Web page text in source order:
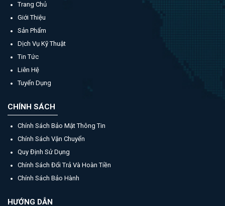
Trang Chủ
Giới Thiệu
Sản Phẩm
Dịch Vụ Kỹ Thuật
Tin Tức
Liên Hệ
Tuyển Dụng
CHÍNH SÁCH
Chính Sách Bảo Mật Thông Tin
Chính Sách Vận Chuyển
Quy Định Sử Dụng
Chính Sách Đổi Trả Và Hoàn Tiền
Chính Sách Bảo Hành
HƯỚNG DẪN